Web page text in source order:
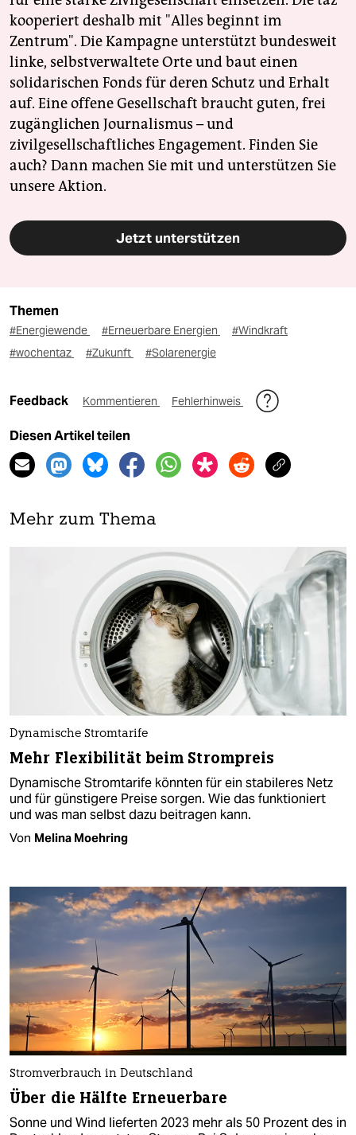
kooperiert deshalb mit "Alles beginnt im
Zentrum". Die Kampagne unterstützt bundesweit
linke, selbstverwaltete Orte und baut einen
solidarischen Fonds für deren Schutz und Erhalt
auf. Eine offene Gesellschaft braucht guten, frei
zugänglichen Journalismus – und
zivilgesellschaftliches Engagement. Finden Sie
auch? Dann machen Sie mit und unterstützen Sie
unsere Aktion.
Jetzt unterstützen
Themen
#Energiewende #Erneuerbare Energien
#Windkraft
#wochentaz
#Zukunft #Solarenergie
Feedback Kommentieren Fehlerhinweis
Diesen Artikel teilen
Mehr zum Thema
Dynamische Stromtarife
Mehr Flexibilität beim Strompreis
Dynamische Stromtarife könnten für ein stabileres Netz
und für günstigere Preise sorgen. Wie das funktioniert
und was man selbst dazu beitragen kann.
Von Melina Moehring
Stromverbrauch in Deutschland
Über die Hälfte Erneuerbare
Sonne und Wind lieferten 2023 mehr als 50 Prozent des in